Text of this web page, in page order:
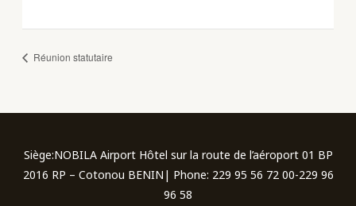
Réunion statutaire
Siège:NOBILA Airport Hôtel sur la route de l’aéroport 01 BP
2016 RP – Cotonou BENIN| Phone: 229 95 56 72 00-229 96
96 58